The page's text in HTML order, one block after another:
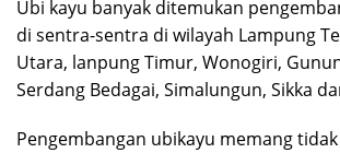
Ubi kayu banyak ditemukan
di sentra-sentra di wilayah Lampung
Utara, lanpung Timur, Wonogiri,
Serdang Bedagai, Simalungun, Sikka
Pengembangan ubikayu memang